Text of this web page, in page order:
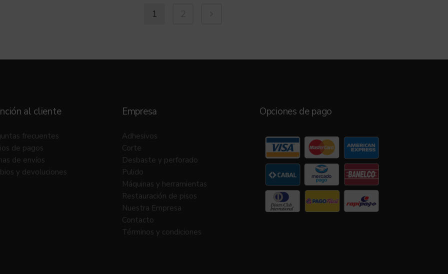
1
al cliente
frecuentes
de pagos
de envíos
y devoluciones
Empresa
Adhesivos
Corte
Desbaste y perforado
Pulido
Máquinas y herramientas
Restauración de pisos
Nuestra Empresa
Contacto
Términos y condiciones
Opciones de pago